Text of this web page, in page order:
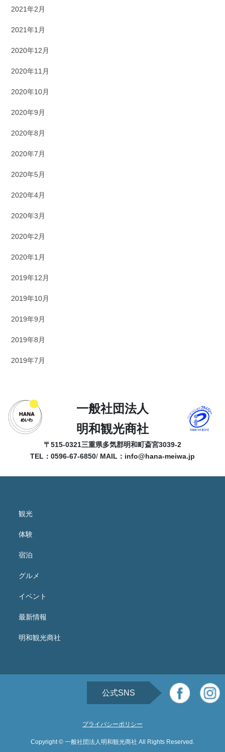
2021年2月
2021年1月
2020年12月
2020年11月
2020年10月
2020年9月
2020年8月
2020年7月
2020年5月
2020年4月
2020年3月
2020年2月
2020年1月
2019年12月
2019年10月
2019年9月
2019年8月
2019年7月
一般社団法人
明和観光商社
〒515-0321三重県多気郡明和町斎宮3039-2
TEL：0596-67-6850/ MAIL： info@hana-meiwa.jp
観光
体験
宿泊
グルメ
イベント
最新情報
明和観光商社
Copyright © 一般社団法人明和観光商社 All Rights Reserved.
プライバシーポリシー
公式SNS